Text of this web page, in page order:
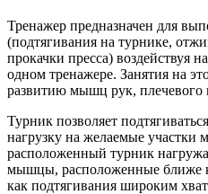
Тренажер предназначен для
(подтягивания на турнике,
прокачки пресса) воздействуя
одном тренажере. Занятия на
развитию мышц рук, плечевого
Турник позволяет
нагрузку на желаемые
расположенный турник
мышцы, расположенные ближе
как подтягивания широким